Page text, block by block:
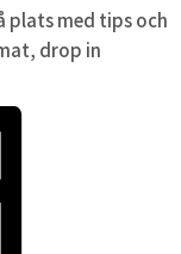
plats med tips och
drop in